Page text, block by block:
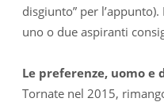
disgiunto” per
uno o due aspiranti
Le preferenze, uomo e
Tornate nel 2015,